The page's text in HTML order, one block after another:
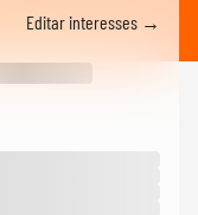
Editar interesses →